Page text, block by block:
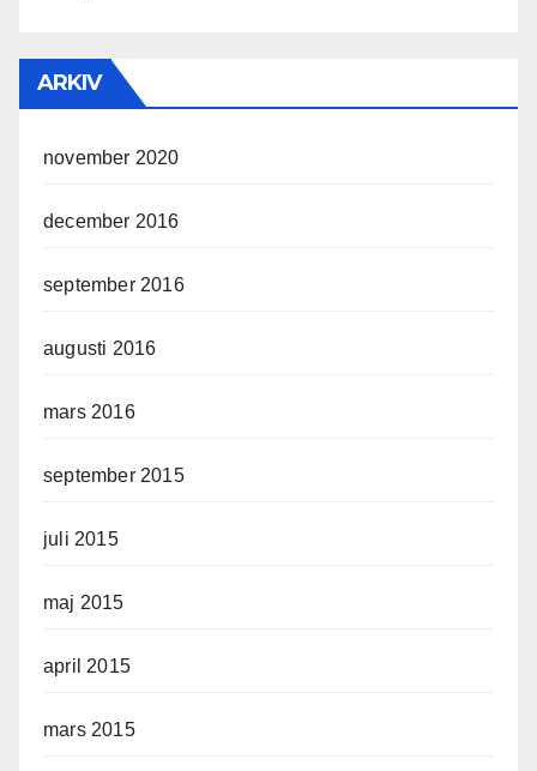
ARKIV
november 2020
december 2016
september 2016
augusti 2016
mars 2016
september 2015
juli 2015
maj 2015
april 2015
mars 2015